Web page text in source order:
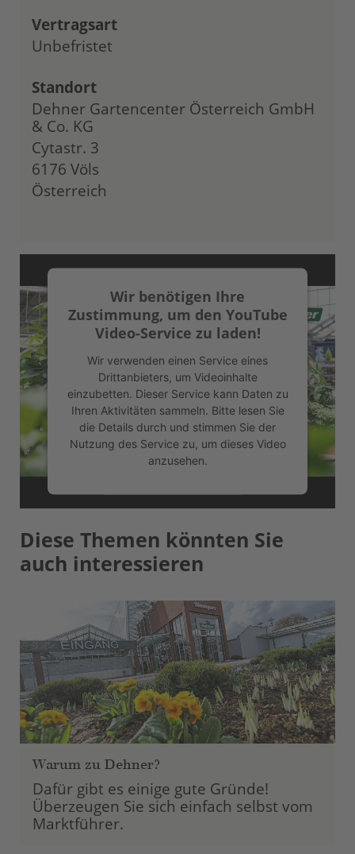
Vertragsart
Unbefristet
Standort
Dehner Gartencenter Österreich GmbH
& Co. KG
Cytastr. 3
6176 Völs
Österreich
Wir benötigen Ihre
Zustimmung, um den YouTube
Video-Service zu laden!
Wir verwenden einen Service eines
Drittanbieters, um Videoinhalte
einzubetten. Dieser Service kann Daten zu
Ihren Aktivitäten sammeln. Bitte lesen Sie
die Details durch und stimmen Sie der
Nutzung des Service zu, um dieses Video
anzusehen.
Mehr Informationen
Akzeptieren
Diese Themen könnten Sie
auch interessieren
Warum zu Dehner?
Dafür gibt es einige gute Gründe!
Überzeugen Sie sich einfach selbst vom
Marktführer.